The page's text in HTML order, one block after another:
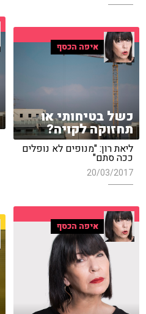
איפה הכסף
כשל בטיחותי או
תחזוקה לקויה?
ליאת רון: "מנופים לא נופלים
ככה סתם"
20/03/2017
איפה הכסף